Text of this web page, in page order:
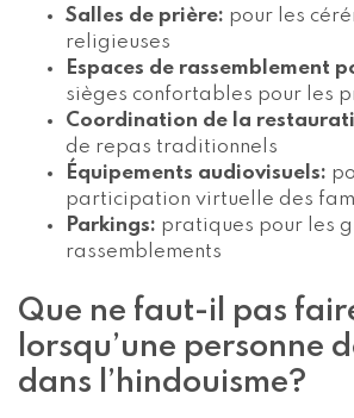
Salles de prière: pour les
religieuses
Espaces de rassemblement
sièges confortables pour les
Coordination de la
de repas traditionnels
Équipements audiovisuels:
participation virtuelle des
Parkings: pratiques pour les
rassemblements
Que ne faut-il pas
lorsqu’une personne
dans l’hindouisme?